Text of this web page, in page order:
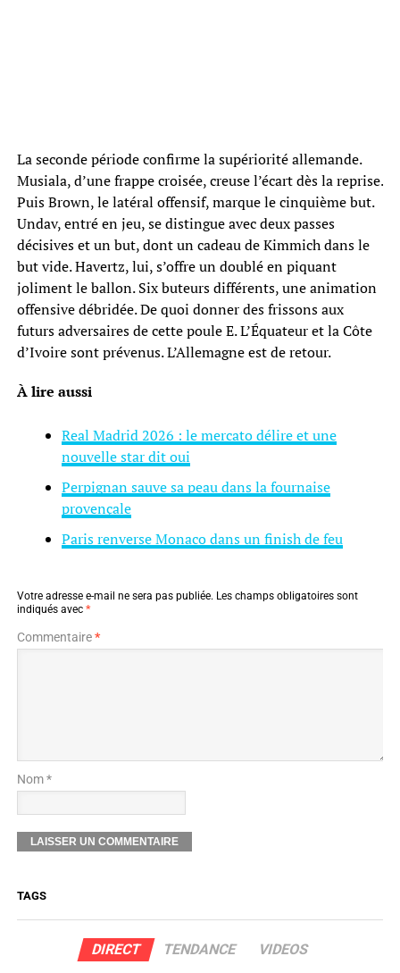
La seconde période confirme la supériorité allemande.
Musiala, d’une frappe croisée, creuse l’écart dès la reprise.
Puis Brown, le latéral offensif, marque le cinquième but.
Undav, entré en jeu, se distingue avec deux passes
décisives et un but, dont un cadeau de Kimmich dans le
but vide. Havertz, lui, s’offre un doublé en piquant
joliment le ballon. Six buteurs différents, une animation
offensive débridée. De quoi donner des frissons aux
futurs adversaires de cette poule E. L’Équateur et la Côte
d’Ivoire sont prévenus. L’Allemagne est de retour.
À lire aussi
Real Madrid 2026 : le mercato délire et une
nouvelle star dit oui
Perpignan sauve sa peau dans la fournaise
provençale
Paris renverse Monaco dans un finish de feu
Votre adresse e-mail ne sera pas publiée. Les champs obligatoires sont
indiqués avec *
Commentaire*
Nom *
TAGS
DIRECT TENDANCE VIDEOS